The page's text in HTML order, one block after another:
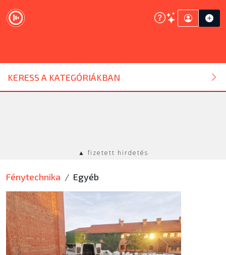
KERESS A KATEGÓRIÁKBAN
DJ ESZKÖZ
HANGTECHNIKA
EGYÉB
SZOLGÁLTATÁSOK
ÚJ TERMÉKEK
▲ fizetett hirdetés
Fénytechnika Egyéb